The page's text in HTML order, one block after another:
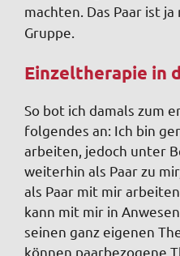
machten. Das Paar ist ja
Gruppe.
Einzeltherapie in
So bot ich damals zum
folgendes an: Ich bin
arbeiten, jedoch unter
weiterhin als Paar zu
als Paar mit mir
kann mit mir in
seinen ganz eigenen
können paarbezogene